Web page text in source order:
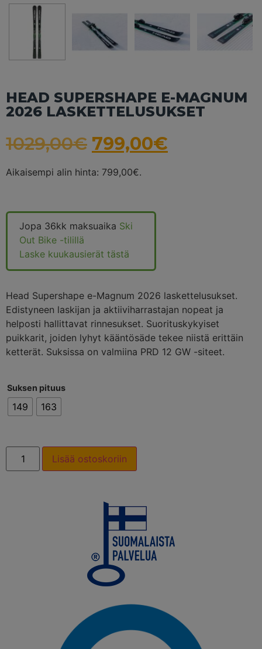
HEAD SUPERSHAPE E-MAGNUM
2026 LASKETTELUSUKSET
1029,00€ 799,00€
Aikaisempi alin hinta: 799,00€.
Jopa 36kk maksuaika Ski
Out Bike -tilillä
Laske kuukausierät tästä
Head Supershape e-Magnum 2026 laskettelusukset.
Edistyneen laskijan ja aktiiviharrastajan nopeat ja
helposti hallittavat rinnesukset. Suorituskykyiset
puikkarit, joiden lyhyt kääntösäde tekee niistä erittäin
ketterät. Suksissa on valmiina PRD 12 GW -siteet.
Suksen pituus
149 163
Lisää ostoskoriin